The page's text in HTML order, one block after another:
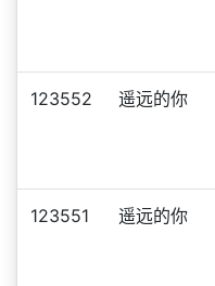
123552 遥远的你
123551 遥远的你